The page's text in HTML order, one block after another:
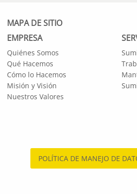
MAPA DE SITIO
EMPRESA
Quiénes Somos
Qué Hacemos
Cómo lo Hacemos
Misión y Visión
Nuestros Valores
POLÍTICA DE MANEJO DE